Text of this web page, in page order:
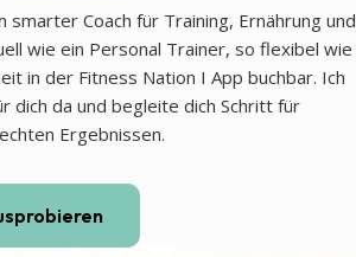
smarter Coach für Training, Ernährung und
wie ein Personal Trainer, so flexibel wie
in der Fitness Nation I App buchbar. Ich
dich da und begleite dich Schritt für
Ergebnissen.